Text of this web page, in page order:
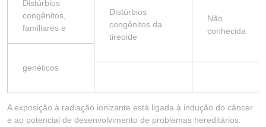
Distúrbios
congênitos,
familiares e
Distúrbios
congênitos da
tireoide
Não
conhecida
genéticos
A exposição à radiação ionizante está ligada à indução do câncer
e ao potencial de desenvolvimento de problemas hereditários.